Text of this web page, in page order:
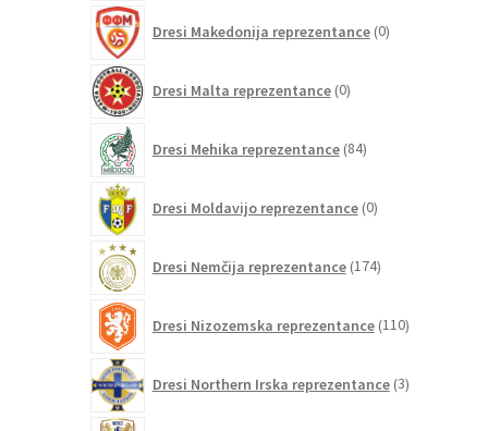
Dresi Makedonija reprezentance 0izdelkov
Dresi Malta reprezentance 0izdelkov
Dresi Mehika reprezentance 84izdelkov
Dresi Moldavijo reprezentance 0izdelkov
Dresi Nemčija reprezentance 174izdelkov
Dresi Nizozemska reprezentance 110izdelkov
Dresi Northern Irska reprezentance 3izdelki